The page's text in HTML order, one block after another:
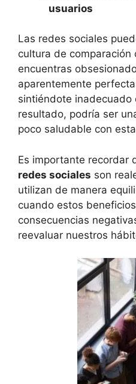
usuarios
Las redes sociales
cultura de comparación
encuentras
aparentemente
sintiéndote inadecuado
resultado, podría ser
poco saludable con
Es importante recordar
redes sociales son
utilizan de manera
cuando estos
consecuencias
reevaluar nuestros